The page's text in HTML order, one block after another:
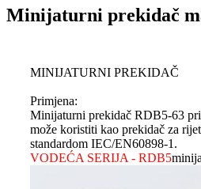
Minijaturni prekidač
MINIJATURNI PREKIDAČ
Primjena:
Minijaturni prekidač RDB5-63
može koristiti kao prekidač za
standardom IEC/EN60898-1.
VODEĆA SERIJA - RDB5